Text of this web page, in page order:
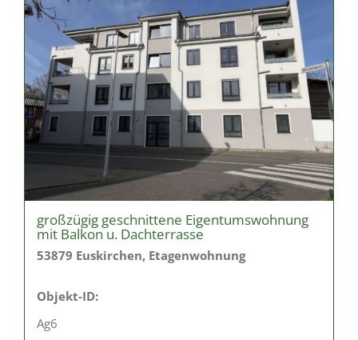
großzügig geschnittene Eigentumswohnung
mit Balkon u. Dachterrasse
53879 Euskirchen, Etagenwohnung
Objekt-ID:
Ag6